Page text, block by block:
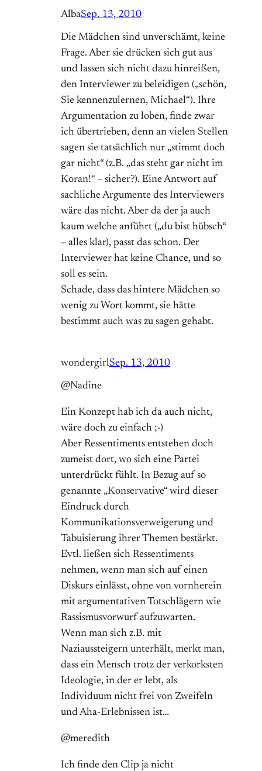
AlbaSep. 13, 2010
Die Mädchen sind unverschämt, keine
Frage. Aber sie drücken sich gut aus
und lassen sich nicht dazu hinreißen,
den Interviewer zu beleidigen („schön,
Sie kennenzulernen, Michael“). Ihre
Argumentation zu loben, finde zwar
ich übertrieben, denn an vielen Stellen
sagen sie tatsächlich nur „stimmt doch
gar nicht“ (z.B. „das steht gar nicht im
Koran!“ – sicher?). Eine Antwort auf
sachliche Argumente des Interviewers
wäre das nicht. Aber da der ja auch
kaum welche anführt („du bist hübsch“
– alles klar), passt das schon. Der
Interviewer hat keine Chance, und so
soll es sein.
Schade, dass das hintere Mädchen so
wenig zu Wort kommt, sie hätte
bestimmt auch was zu sagen gehabt.
wondergirlSep. 13, 2010
@Nadine
Ein Konzept hab ich da auch nicht,
wäre doch zu einfach ;-)
Aber Ressentiments entstehen doch
zumeist dort, wo sich eine Partei
unterdrückt fühlt. In Bezug auf so
genannte „Konservative“ wird dieser
Eindruck durch
Kommunikationsverweigerung und
Tabuisierung ihrer Themen bestärkt.
Evtl. ließen sich Ressentiments
nehmen, wenn man sich auf einen
Diskurs einlässt, ohne von vornherein
mit argumentativen Totschlägern wie
Rassismusvorwurf aufzuwarten.
Wenn man sich z.B. mit
Naziaussteigern unterhält, merkt man,
dass ein Mensch trotz der verkorksten
Ideologie, in der er lebt, als
Individuum nicht frei von Zweifeln
und Aha-Erlebnissen ist…
@meredith
Ich finde den Clip ja nicht